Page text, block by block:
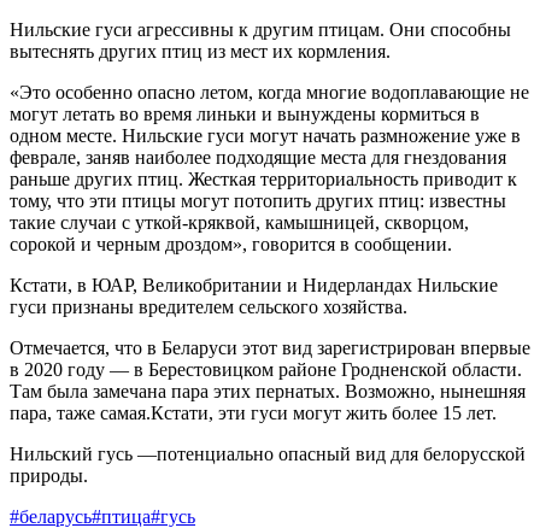
Нильские гуси агрессивны к другим птицам. Они способны
вытеснять других птиц из мест их кормления.
«Это особенно опасно летом, когда многие водоплавающие не
могут летать во время линьки и вынуждены кормиться в
одном месте. Нильские гуси могут начать размножение уже в
феврале, заняв наиболее подходящие места для гнездования
раньше других птиц. Жесткая территориальность приводит к
тому, что эти птицы могут потопить других птиц: известны
такие случаи с уткой-кряквой, камышницей, скворцом,
сорокой и черным дроздом», говорится в сообщении.
Кстати, в ЮАР, Великобритании и Нидерландах Нильские
гуси признаны вредителем сельского хозяйства.
Отмечается, что в Беларуси этот вид зарегистрирован впервые
в 2020 году — в Берестовицком районе Гродненской области.
Там была замечана пара этих пернатых. Возможно, нынешняя
пара, таже самая.Кстати, эти гуси могут жить более 15 лет.
Нильский гусь —потенциально опасный вид для белорусской
природы.
#беларусь#птица#гусь